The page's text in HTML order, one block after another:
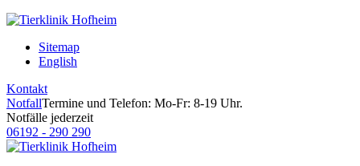
Sitemap
English
Kontakt
NotfallTermine und Telefon: Mo-Fr: 8-19 Uhr.
Notfälle jederzeit
06192 - 290 290